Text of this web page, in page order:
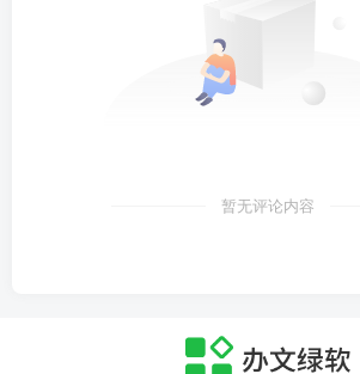
暂无评论内容